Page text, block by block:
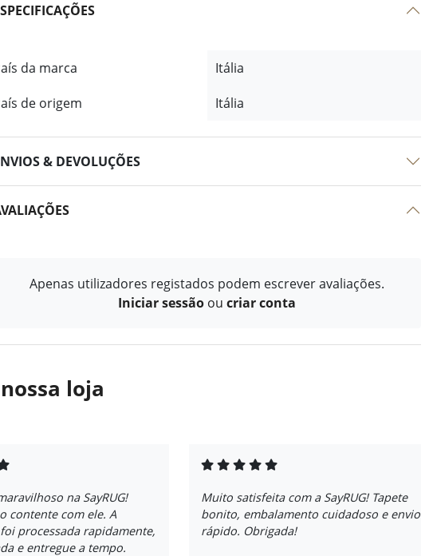
da marca
Itália
de origem
Itália
& DEVOLUÇÕES
Apenas utilizadores registados podem escrever avaliações.
Iniciar sessão ou criar conta
loja
na SayRUG!
contente com ele. A
processada rapidamente,
e entregue a tempo.
Muito satisfeita com a SayRUG! Tapete
bonito, embalamento cuidadoso e envio
rápido. Obrigada!